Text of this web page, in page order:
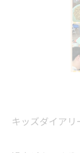
キッズダイア